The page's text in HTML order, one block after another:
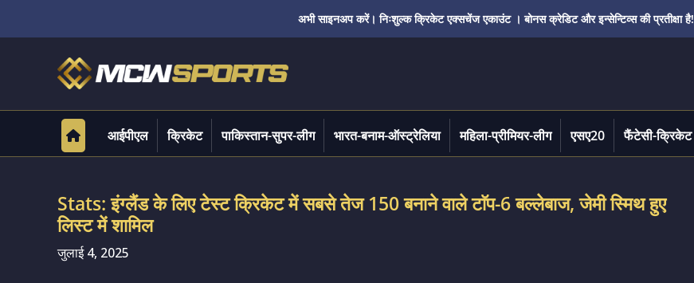
अभी साइनअप करें। निःशुल्क क्रिकेट एक्सचेंज एकाउंट । बोनस क्रेडिट और इन्सेन्टिव्स की प्रतीक्षा है!
आईपीएल क्रिकेट पाकिस्तान-सुपर-लीग भारत-बनाम-ऑस्ट्रेलिया महिला-प्रीमियर-लीग एसए20 फैंटेसी-क्रिकेट
Stats: इंग्लैंड के लिए टेस्ट क्रिकेट में सबसे तेज 150 बनाने वाले टाॅप-6 बल्लेबाज, जेमी स्मिथ हुए
लिस्ट में शामिल
जुलाई 4, 2025